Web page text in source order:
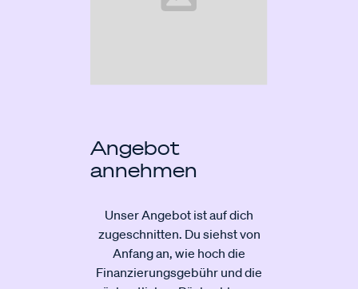
Angebot
annehmen
Unser Angebot ist auf dich
zugeschnitten. Du siehst von
Anfang an, wie hoch die
Finanzierungsgebühr und die